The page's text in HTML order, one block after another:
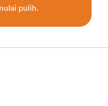
pulih.